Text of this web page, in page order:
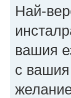
Най-
вашия
с вашия